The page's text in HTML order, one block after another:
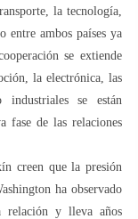
la tecnología,
ambos países ya
se extiende
la electrónica, las
industriales se están
fase de las relaciones
creen que la presión
ha observado
relación y lleva años